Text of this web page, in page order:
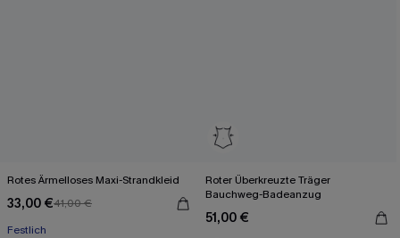
Rotes Ärmelloses Maxi-Strandkleid
33,00 €41,00 €
Festlich
Roter Überkreuzte Träger
Bauchweg-Badeanzug
51,00 €